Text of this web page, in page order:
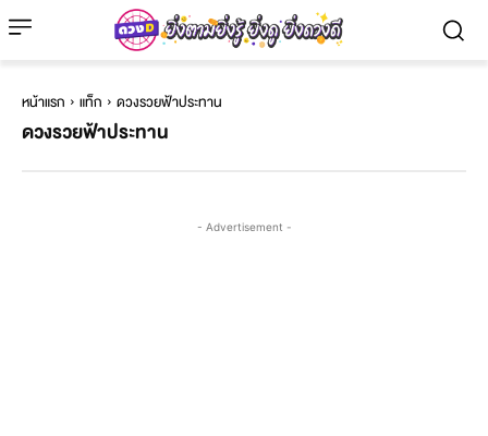
หน้าแรก แท็ก ดวงรวยฟ้าประทาน
ดวงรวยฟ้าประทาน
- Advertisement -